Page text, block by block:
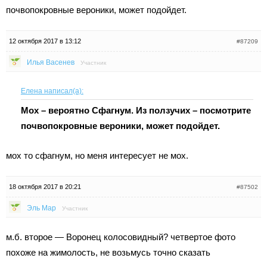
почвопокровные вероники, может подойдет.
12 октября 2017 в 13:12 #87209
Илья Васенев Участник
Елена написал(а):
Мох – вероятно Сфагнум. Из ползучих – посмотрите
почвопокровные вероники, может подойдет.
мох то сфагнум, но меня интересует не мох.
18 октября 2017 в 20:21 #87502
Эль Мар Участник
м.б. второе — Воронец колосовидный? четвертое фото
похоже на жимолость, не возьмусь точно сказать